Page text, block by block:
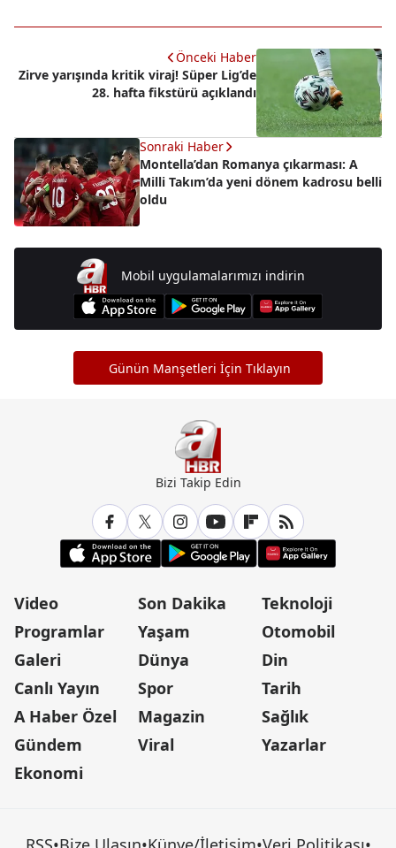
Önceki Haber
Zirve yarışında kritik viraj! Süper Lig’de
28. hafta fikstürü açıklandı
Sonraki Haber
Montella’dan Romanya çıkarması: A
Milli Takım’da yeni dönem kadrosu belli
oldu
Mobil uygulamalarımızı indirin
Günün Manşetleri İçin Tıklayın
Bizi Takip Edin
Video
Programlar
Galeri
Canlı Yayın
A Haber Özel
Gündem
Ekonomi
Son Dakika
Yaşam
Dünya
Spor
Magazin
Viral
Teknoloji
Otomobil
Din
Tarih
Sağlık
Yazarlar